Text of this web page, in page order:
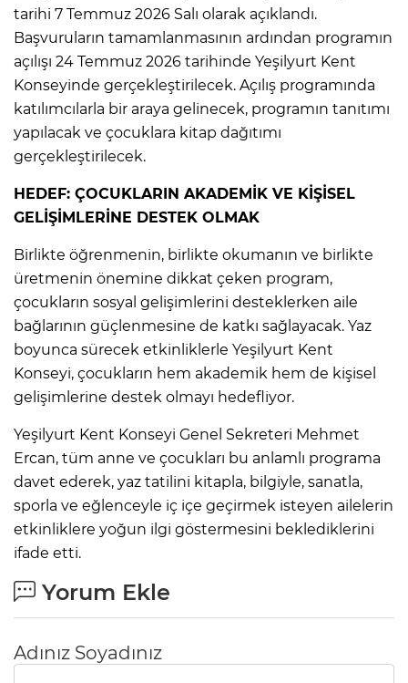
tarihi 7 Temmuz 2026 Salı olarak açıklandı.
Başvuruların tamamlanmasının ardından programın
açılışı 24 Temmuz 2026 tarihinde Yeşilyurt Kent
Konseyinde gerçekleştirilecek. Açılış programında
katılımcılarla bir araya gelinecek, programın tanıtımı
yapılacak ve çocuklara kitap dağıtımı
gerçekleştirilecek.
HEDEF: ÇOCUKLARIN AKADEMİK VE KİŞİSEL
GELİŞİMLERİNE DESTEK OLMAK
Birlikte öğrenmenin, birlikte okumanın ve birlikte
üretmenin önemine dikkat çeken program,
çocukların sosyal gelişimlerini desteklerken aile
bağlarının güçlenmesine de katkı sağlayacak. Yaz
boyunca sürecek etkinliklerle Yeşilyurt Kent
Konseyi, çocukların hem akademik hem de kişisel
gelişimlerine destek olmayı hedefliyor.
Yeşilyurt Kent Konseyi Genel Sekreteri Mehmet
Ercan, tüm anne ve çocukları bu anlamlı programa
davet ederek, yaz tatilini kitapla, bilgiyle, sanatla,
sporla ve eğlenceyle iç içe geçirmek isteyen ailelerin
etkinliklere yoğun ilgi göstermesini beklediklerini
ifade etti.
Yorum Ekle
Adınız Soyadınız